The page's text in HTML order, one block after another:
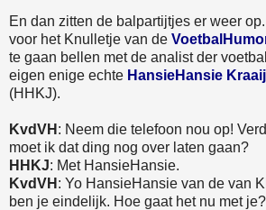
En dan zitten de balpartijtjes er weer
voor het Knulletje van de
te gaan bellen met de analist der
eigen enige echte HansieHansie
(HHKJ).
KvdVH : Neem die telefoon nou op!
moet ik dat ding nog over laten gaan?
HHKJ: Met HansieHansie.
KvdVH : Yo HansieHansie van de van
ben je eindelijk. Hoe gaat het nu met